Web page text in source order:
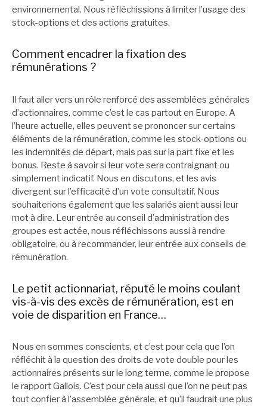
environnemental. Nous réfléchissions à limiter l’usage des
stock-options et des actions gratuites.
Comment encadrer la fixation des
rémunérations ?
Il faut aller vers un rôle renforcé des assemblées générales
d’actionnaires, comme c’est le cas partout en Europe. A
l’heure actuelle, elles peuvent se prononcer sur certains
éléments de la rémunération, comme les stock-options ou
les indemnités de départ, mais pas sur la part fixe et les
bonus. Reste à savoir si leur vote sera contraignant ou
simplement indicatif. Nous en discutons, et les avis
divergent sur l’efficacité d’un vote consultatif. Nous
souhaiterions également que les salariés aient aussi leur
mot à dire. Leur entrée au conseil d’administration des
groupes est actée, nous réfléchissons aussi à rendre
obligatoire, ou à recommander, leur entrée aux conseils de
rémunération.
Le petit actionnariat, réputé le moins coulant
vis-à-vis des excès de rémunération, est en
voie de disparition en France…
Nous en sommes conscients, et c’est pour cela que l’on
réfléchit à la question des droits de vote double pour les
actionnaires présents sur le long terme, comme le propose
le rapport Gallois. C’est pour cela aussi que l’on ne peut pas
tout confier à l’assemblée générale, et qu’il faudrait une plus